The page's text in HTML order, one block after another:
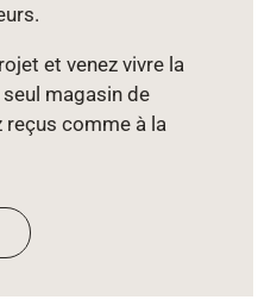
et venez vivre la
magasin de
reçus comme à la